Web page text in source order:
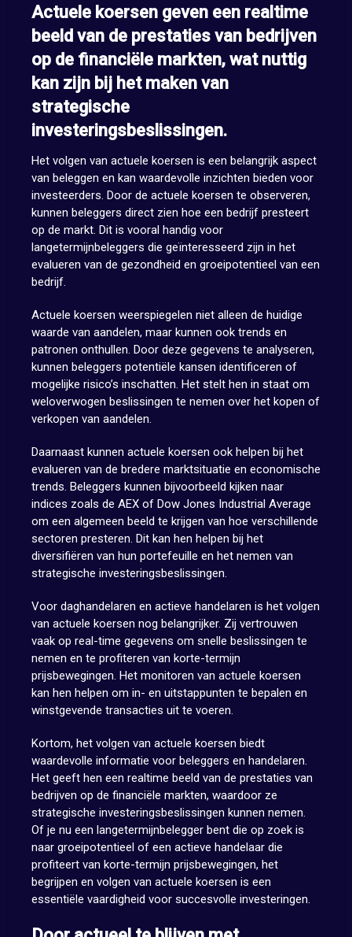
Actuele koersen geven een realtime
beeld van de prestaties van bedrijven
op de financiële markten, wat nuttig
kan zijn bij het maken van
strategische
investeringsbeslissingen.
Het volgen van actuele koersen is een belangrijk aspect
van beleggen en kan waardevolle inzichten bieden voor
investeerders. Door de actuele koersen te observeren,
kunnen beleggers direct zien hoe een bedrijf presteert
op de markt. Dit is vooral handig voor
langetermijnbeleggers die geïnteresseerd zijn in het
evalueren van de gezondheid en groeipotentieel van een
bedrijf.
Actuele koersen weerspiegelen niet alleen de huidige
waarde van aandelen, maar kunnen ook trends en
patronen onthullen. Door deze gegevens te analyseren,
kunnen beleggers potentiële kansen identificeren of
mogelijke risico’s inschatten. Het stelt hen in staat om
weloverwogen beslissingen te nemen over het kopen of
verkopen van aandelen.
Daarnaast kunnen actuele koersen ook helpen bij het
evalueren van de bredere marktsituatie en economische
trends. Beleggers kunnen bijvoorbeeld kijken naar
indices zoals de AEX of Dow Jones Industrial Average
om een algemeen beeld te krijgen van hoe verschillende
sectoren presteren. Dit kan hen helpen bij het
diversifiëren van hun portefeuille en het nemen van
strategische investeringsbeslissingen.
Voor daghandelaren en actieve handelaren is het volgen
van actuele koersen nog belangrijker. Zij vertrouwen
vaak op real-time gegevens om snelle beslissingen te
nemen en te profiteren van korte-termijn
prijsbewegingen. Het monitoren van actuele koersen
kan hen helpen om in- en uitstappunten te bepalen en
winstgevende transacties uit te voeren.
Kortom, het volgen van actuele koersen biedt
waardevolle informatie voor beleggers en handelaren.
Het geeft hen een realtime beeld van de prestaties van
bedrijven op de financiële markten, waardoor ze
strategische investeringsbeslissingen kunnen nemen.
Of je nu een langetermijnbelegger bent die op zoek is
naar groeipotentieel of een actieve handelaar die
profiteert van korte-termijn prijsbewegingen, het
begrijpen en volgen van actuele koersen is een
essentiële vaardigheid voor succesvolle investeringen.